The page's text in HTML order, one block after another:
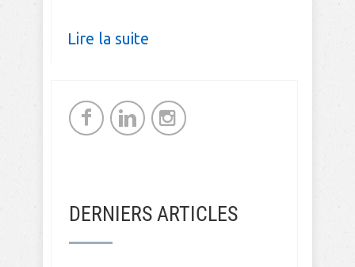
Lire la suite
DERNIERS ARTICLES